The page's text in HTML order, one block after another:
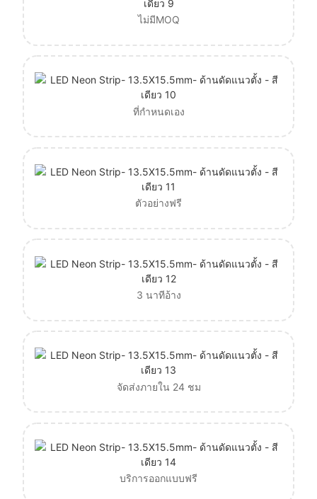
ไม่มีMOQ
ที่กำหนดเอง
ตัวอย่างฟรี
3 นาทีอ้าง
จัดส่งภายใน 24 ชม
บริการออกแบบฟรี